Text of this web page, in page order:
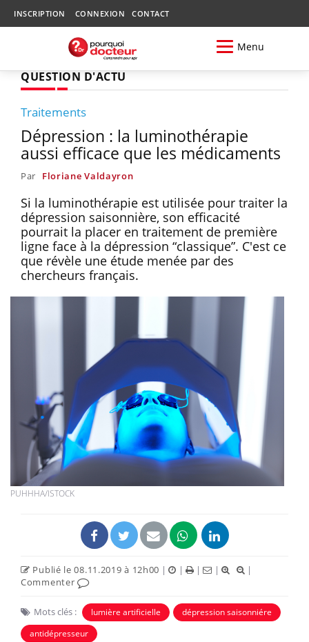
INSCRIPTION CONNEXION CONTACT
Menu
QUESTION D'ACTU
Traitements
Dépression : la luminothérapie
aussi efficace que les médicaments
Par Floriane Valdayron
Si la luminothérapie est utilisée pour traiter la
dépression saisonnière, son efficacité
pourrait la placer en traitement de première
ligne face à la dépression “classique”. C'est ce
que révèle une étude menée par des
chercheurs français.
PUHHHA/ISTOCK
Publié le 08.11.2019 à 12h00 | | | |
|
Commenter
Mots clés : lumière artificielle
dépression saisonniére
antidépresseur